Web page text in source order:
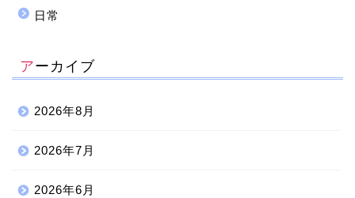
日常
アーカイブ
2026年8月
2026年7月
2026年6月